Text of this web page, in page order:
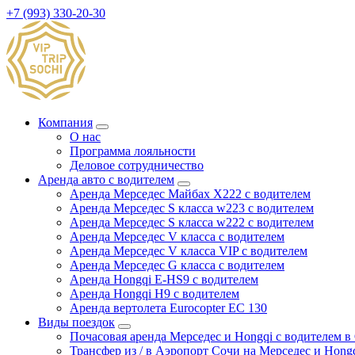
+7 (993) 330-20-30
Компания
О нас
Программа лояльности
Деловое сотрудничество
Аренда авто с водителем
Аренда Мерседес Майбах X222 с водителем
Аренда Мерседес S класса w223 с водителем
Аренда Мерседес S класса w222 с водителем
Аренда Мерседес V класса с водителем
Аренда Мерседес V класса VIP с водителем
Аренда Мерседес G класса с водителем
Аренда Hongqi E-HS9 с водителем
Аренда Hongqi H9 с водителем
Аренда вертолета Eurocopter EC 130
Виды поездок
Почасовая аренда Мерседес и Hongqi с водителем
Трансфер из / в Аэропорт Сочи на Мерседес и